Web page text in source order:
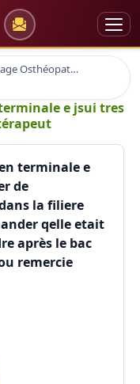
Massage Osthéopathie Kinésiologie
e jsui tres
terminale e
de
la filiere
qelle etait
après le bac
remercie